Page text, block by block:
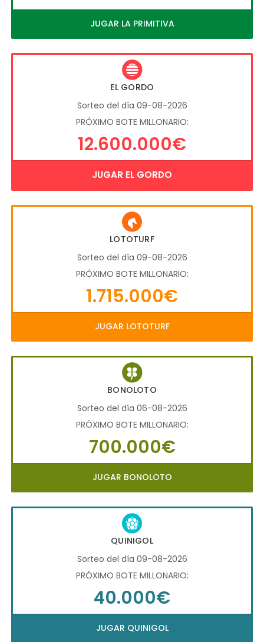
JUGAR LA PRIMITIVA
EL GORDO
Sorteo del día 09-08-2026
PRÓXIMO BOTE MILLONARIO:
12.600.000€
JUGAR EL GORDO
LOTOTURF
Sorteo del día 09-08-2026
PRÓXIMO BOTE MILLONARIO:
1.715.000€
JUGAR LOTOTURF
BONOLOTO
Sorteo del día 06-08-2026
PRÓXIMO BOTE MILLONARIO:
700.000€
JUGAR BONOLOTO
QUINIGOL
Sorteo del día 09-08-2026
PRÓXIMO BOTE MILLONARIO:
40.000€
JUGAR QUINIGOL